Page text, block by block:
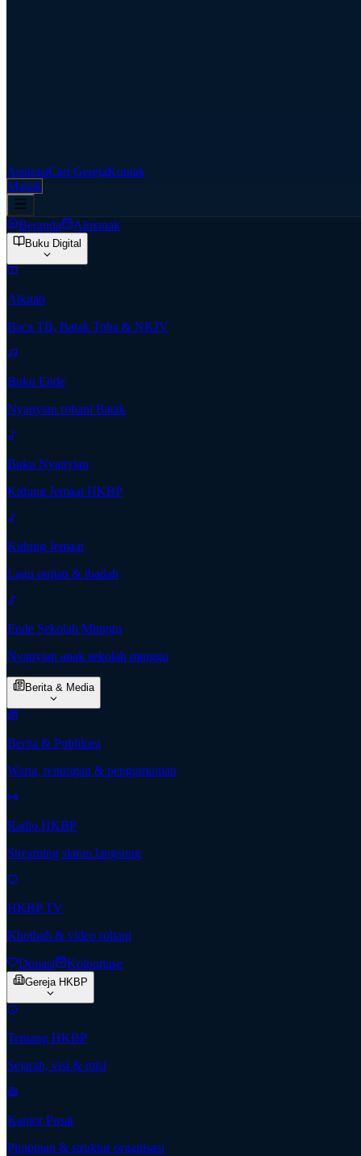
AspirasiCari GerejaKontak
Masuk
Beranda Almanak
Buku Digital
Alkitab
Baca TB, Batak Toba & NKJV
Buku Ende
Nyanyian rohani Batak
Buku Nyanyian
Kidung Jemaat HKBP
Kidung Jemaat
Lagu pujian & ibadah
Ende Sekolah Minggu
Nyanyian anak sekolah minggu
Berita & Media
Berita & Publikasi
Warta, renungan & pengumuman
Radio HKBP
Streaming siaran langsung
HKBP TV
Khotbah & video rohani
Donasi Kolportase
Gereja HKBP
Tentang HKBP
Sejarah, visi & misi
Kantor Pusat
Pimpinan & struktur organisasi